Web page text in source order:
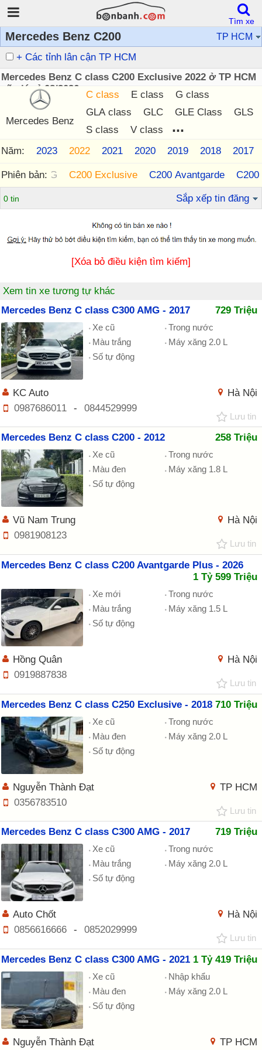
Mercedes Benz C200 TP HCM
+ Các tỉnh lân cận TP HCM
Mercedes Benz C class C200 Exclusive 2022 ở TP HCM
cũ giá rẻ 08/2026
Mercedes Benz
C class E class
G class
GLA class
GLC GLE Class
GLS
S class
V class ...
Năm:
2024 2023 2022 2021 2020 2019 2018 2017
Phiên bản:
C180 AMG C200 Exclusive C200 Avantgarde C200
0 tin Sắp xếp tin đăng
[Xóa bỏ điều kiện tìm kiếm]
Xem tin xe tương tự khác
Mercedes Benz C class C300 AMG - 2017
729 Triệu
Xe cũ
Trong nước
Màu trắng
Máy xăng 2.0 L
Số tự động
Hà Nội
KC Auto
0987686011
- 0844529999
Lưu tin
Mercedes Benz C class C200 - 2012 258 Triệu
Xe cũ
Trong nước
Màu đen
Máy xăng 1.8 L
Số tự động
Hà Nội
Vũ Nam Trung
0981908123
Lưu tin
Mercedes Benz C class C200 Avantgarde Plus - 2026
1 Tỷ 599 Triệu
Xe mới
Trong nước
Màu trắng
Máy xăng 1.5 L
Số tự động
Hà Nội
Hồng Quân
0919887838
Lưu tin
Mercedes Benz C class C250 Exclusive - 2018 710 Triệu
Xe cũ
Trong nước
Màu đen
Máy xăng 2.0 L
Số tự động
TP HCM
Nguyễn Thành Đạt
0356783510
Lưu tin
Mercedes Benz C class C300 AMG - 2017 719 Triệu
Xe cũ
Trong nước
Màu trắng
Máy xăng 2.0 L
Số tự động
Hà Nội
Auto Chốt
0856616666
- 0852029999
Lưu tin
Mercedes Benz C class C300 AMG - 2021 1 Tỷ 419 Triệu
Xe cũ
Nhập khẩu
Màu đen
Máy xăng 2.0 L
Số tự động
TP HCM
Nguyễn Thành Đạt
Tìm xe